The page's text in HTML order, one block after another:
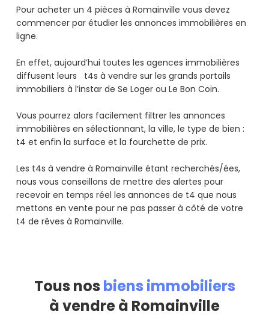
Pour acheter un 4 pièces à Romainville vous devez
commencer par étudier les annonces immobilières en
ligne.
En effet, aujourd’hui toutes les agences immobilières
diffusent leurs t4s à vendre sur les grands portails
immobiliers à l’instar de Se Loger ou Le Bon Coin.
Vous pourrez alors facilement filtrer les annonces
immobilières en sélectionnant, la ville, le type de bien :
t4 et enfin la surface et la fourchette de prix.
Les t4s à vendre à Romainville étant recherchés/ées,
nous vous conseillons de mettre des alertes pour
recevoir en temps réel les annonces de t4 que nous
mettons en vente pour ne pas passer à côté de votre
t4 de rêves à Romainville.
Tous nos biens immobiliers
à vendre à Romainville